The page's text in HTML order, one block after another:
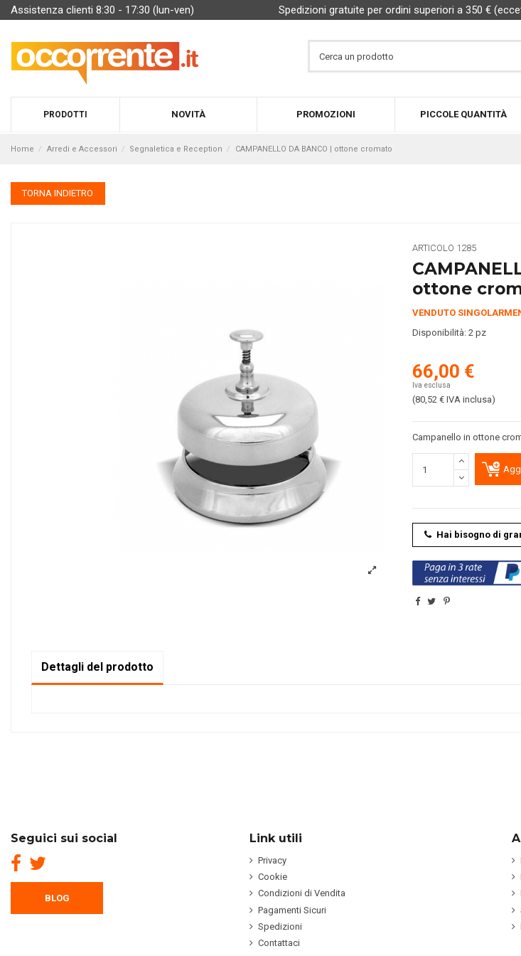
Assistenza clienti 8:30 - 17:30 (lun-ven) Spedizioni gratuite per ordini superiori a 350 €
PRODOTTI NOVITÀ PROMOZIONI PICCOLE QUANTITÀ
Home Arredi e Accessori Segnaletica e Reception CAMPANELLO DA BANCO | ottone cromato
TORNA INDIETRO
ARTICOLO 1285
ottone
VENDUTO
Disponibilità: 2 pz
66,00 €
Iva esclusa
(80,52 € IVA inclusa)
Campanello in ottone
Hai bisogno di
Dettagli del prodotto
Seguici sui social
BLOG
Link utili
Privacy
Cookie
Condizioni di Vendita
Pagamenti Sicuri
Spedizioni
Contattaci